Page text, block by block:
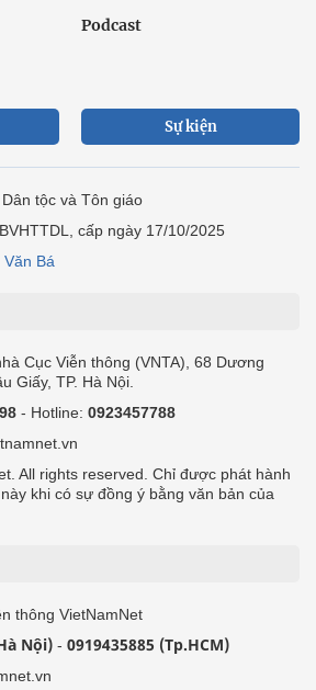
Podcast
Sự kiện
tộc và Tôn giáo
cấp ngày 17/10/2025
Bá
Cục Viễn thông (VNTA), 68 Dương
Giấy, TP. Hà Nội.
- Hotline: 0923457788
All rights reserved. Chỉ được phát hành
khi có sự đồng ý bằng văn bản của
thông VietNamNet
Nội) - 0919435885 (Tp.HCM)